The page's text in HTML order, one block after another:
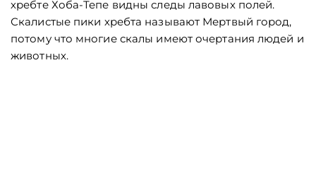
хребте Хоба-Тепе видны следы лавовых полей.
Скалистые пики хребта называют Мертвый город,
потому что многие скалы имеют очертания людей и
животных.